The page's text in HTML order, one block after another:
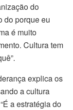
do
do porque eu
é muito
Cultura tem
explica os
a cultura
a estratégia do